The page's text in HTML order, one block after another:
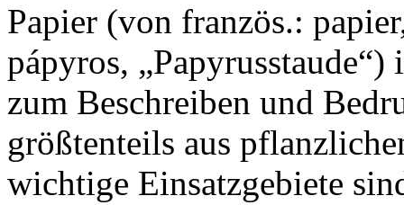
Papier (von französ.:
pápyros,
zum Beschreiben und
größtenteils aus
wichtige Einsatzgebiete